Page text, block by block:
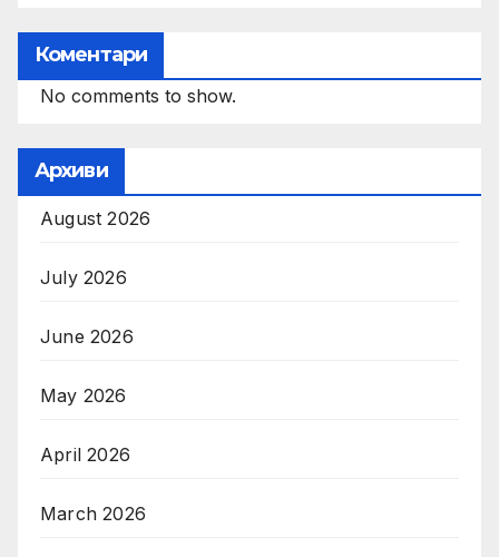
Коментари
No comments to show.
Архиви
August 2026
July 2026
June 2026
May 2026
April 2026
March 2026